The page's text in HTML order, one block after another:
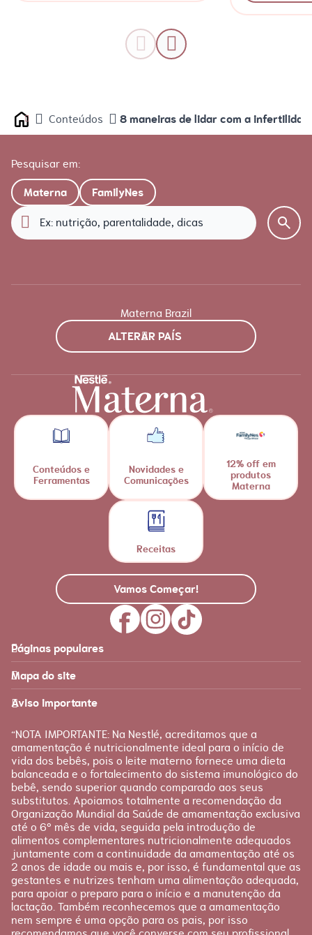
Home Conteúdos 8 maneiras de lidar com a
Pesquisar em:
Materna FamilyNes
Materna Brazil
ALTERAR PAÍS
Conteúdos e
Ferramentas
Novidades e
Comunicações
12% off em
produtos
Materna
Receitas
Vamos Começar!
Páginas populares
Feito para você Materna
FAQ
Fale conosco
Mapa do site
Produtos
Loja Nestlé FamilyNes
Produtos Materna
Recursos
Etapas
Gravidez
Planejamento
Pós-parto
Aviso importante
“NOTA IMPORTANTE: Na Nestlé, acreditamos que a
amamentação é nutricionalmente ideal para o início de
vida dos bebês, pois o leite materno fornece uma dieta
balanceada e o fortalecimento do sistema imunológico do
bebê, sendo superior quando comparado aos seus
substitutos. Apoiamos totalmente a recomendação da
Organização Mundial da Saúde de amamentação exclusiva
até o 6º mês de vida, seguida pela introdução de
alimentos complementares nutricionalmente adequados
juntamente com a continuidade da amamentação até os
2 anos de idade ou mais e, por isso, é fundamental que as
gestantes e nutrizes tenham uma alimentação adequada,
para apoiar o preparo para o início e a manutenção da
lactação. Também reconhecemos que a amamentação
nem sempre é uma opção para os pais, por isso